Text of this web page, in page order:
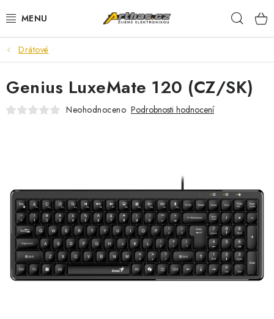
na
TELEFONY, TABLETY
POČÍTAČE, NOTEBOOKY
PRO HRÁČE
SPOTŘEBIČE
DŮM
PRO KUTILY
Drátové
Genius LuxeMate 120 (CZ/SK)
Neohodnoceno Podrobnosti hodnocení